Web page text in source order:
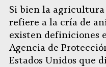
Si bien la
refiere a la cría de
existen definiciones
Agencia de
Estados Unidos que